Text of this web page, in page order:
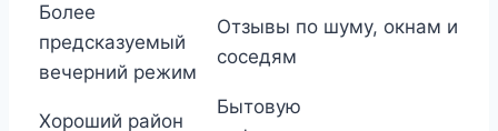
Более
предсказуемый
вечерний режим
Отзывы по шуму, окнам и
соседям
Хороший район
Бытовую